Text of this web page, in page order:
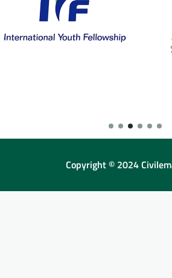
Copyright © 2024